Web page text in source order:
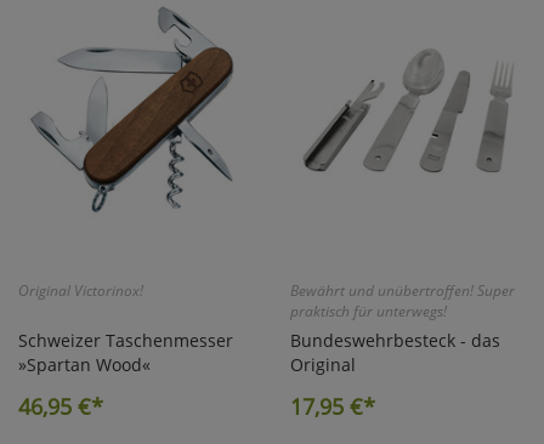
Original Victorinox!
Schweizer Taschenmesser
»Spartan Wood«
46,95 €*
Bewährt und unübertroffen! Super
praktisch für unterwegs!
Bundeswehrbesteck - das
Original
17,95 €*